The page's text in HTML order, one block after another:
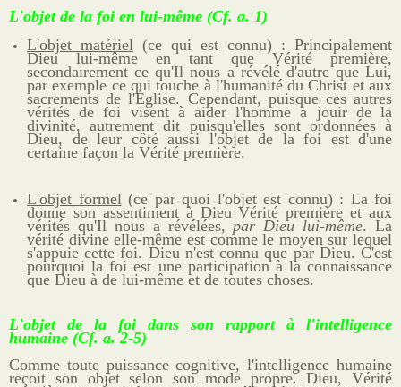
L'objet de la foi en lui-même (Cf. a. 1)
L'objet matériel (ce qui est connu) : Principalement
Dieu lui-même en tant que Vérité première,
secondairement ce qu'Il nous a révélé d'autre que Lui,
par exemple ce qui touche à l'humanité du Christ et aux
sacrements de l'Église. Cependant, puisque ces autres
vérités de foi visent à aider l'homme à jouir de la
divinité, autrement dit puisqu'elles sont ordonnées à
Dieu, de leur côté aussi l'objet de la foi est d'une
certaine façon la Vérité première.
L'objet formel(ce par quoi l'objet est connu) : La foi
donne son assentiment à Dieu Vérité première et aux
vérités qu'Il nous a révélées,par Dieu lui-même. La
vérité divine elle-même est comme le moyen sur lequel
s'appuie cette foi. Dieu n'est connu que par Dieu. C'est
pourquoi la foi est une participation à la connaissance
que Dieu à de lui-même et de toutes choses.
L'objet de la foi dans son rapport à l'intelligence
humaine (Cf. a. 2-5)
Comme toute puissance cognitive, l'intelligence humaine
reçoit son objet selon son mode propre. Dieu, Vérité